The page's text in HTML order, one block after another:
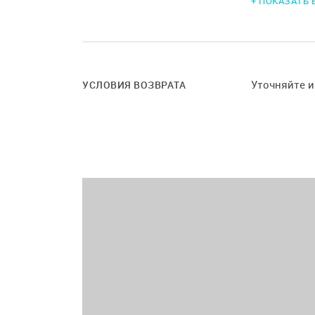
На
УСЛОВИЯ ВОЗВРАТА Уточняйте